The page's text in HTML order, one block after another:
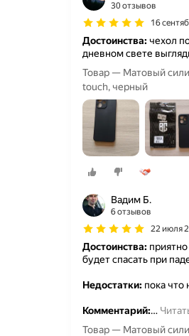
30 отзывов
16
Достоинства:чехол
дневном свете
Товар — Матовый
touch, черный
Вадим Б.
6 отзывов
22 июля
Достоинства:
будет спасать при
Недостатки: пока что
Комментарий:…
Товар — Матовый